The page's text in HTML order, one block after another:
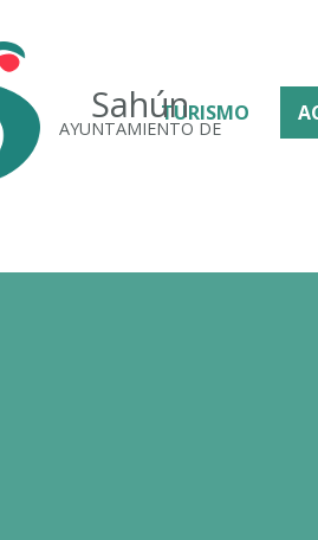
Sahún
AYUNTAMIENTO DE
TURISMO